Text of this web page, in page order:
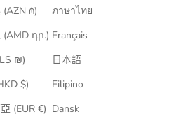
₼)
(AMD դր.)
₪)
$)
(EUR €)
ภาษาไทย
Français
日本語
Filipino
Dansk